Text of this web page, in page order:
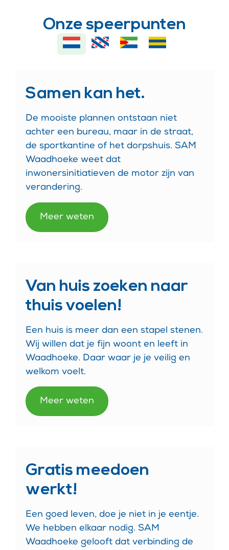
Onze speerpunten
Samen kan het.
De mooiste plannen ontstaan niet
achter een bureau, maar in de straat,
de sportkantine of het dorpshuis. SAM
Waadhoeke weet dat
inwonersinitiatieven de motor zijn van
verandering.
Meer weten
Van huis zoeken naar
thuis voelen!
Een huis is meer dan een stapel stenen.
Wij willen dat je fijn woont en leeft in
Waadhoeke. Daar waar je je veilig en
welkom voelt.
Meer weten
Gratis meedoen
werkt!
Een goed leven, doe je niet in je eentje.
We hebben elkaar nodig. SAM
Waadhoeke gelooft dat verbinding de